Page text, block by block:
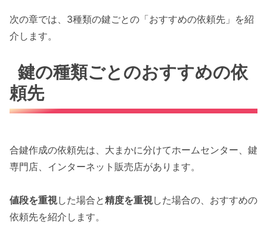
次の章では、3種類の鍵ごとの「おすすめの依頼先」を紹
介します。
鍵の種類ごとのおすすめの依
頼先
合鍵作成の依頼先は、大まかに分けてホームセンター、鍵
専門店、インターネット販売店があります。
値段を重視した場合と精度を重視した場合の、おすすめの
依頼先を紹介します。